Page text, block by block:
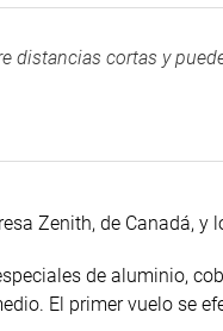
distancias cortas y
Zenith, de Canadá,
de aluminio,
El primer vuelo se